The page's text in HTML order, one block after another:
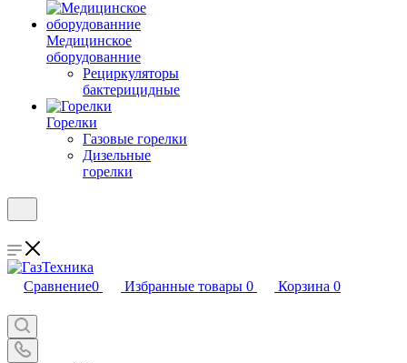
Медицинское
оборудованние
Рециркуляторы
бактерицидные
Горелки
Газовые горелки
Дизельные
горелки
Сравнение0 Избранные товары 0 Корзина 0